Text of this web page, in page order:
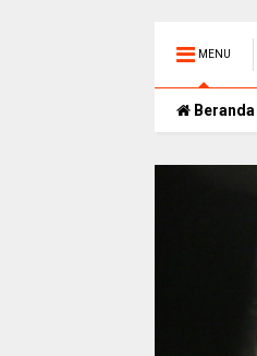
MENU
Beranda